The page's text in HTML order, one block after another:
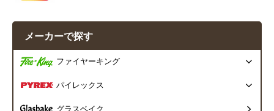
メーカーで探す
ファイヤーキング
パイレックス